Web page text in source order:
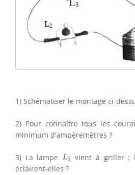
1) Schématiser le montage ci-
2) Pour connaître tous les
minimum d'ampèremètres ?
3) La lampe L1
L1 vient à griller ;
éclairent-elles ?